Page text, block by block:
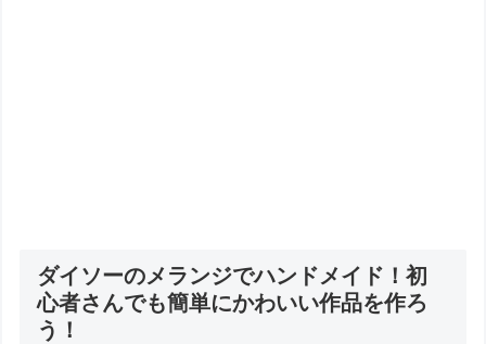
ダイソーのメランジでハンドメイド！初
心者さんでも簡単にかわいい作品を作ろ
う！